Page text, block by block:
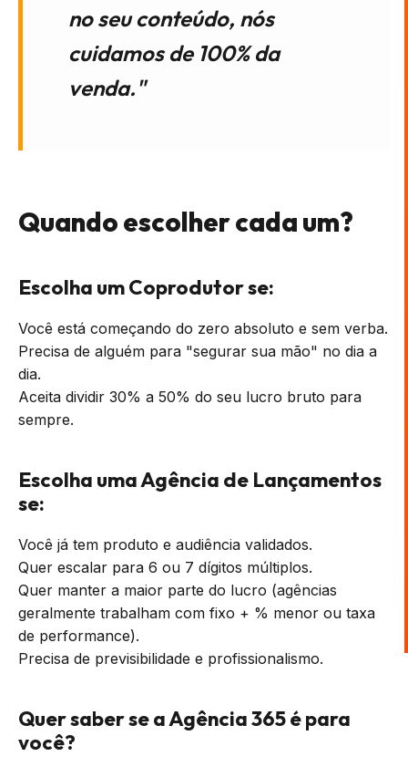
no seu conteúdo, nós
cuidamos de 100% da
venda."
Quando escolher cada um?
Escolha um Coprodutor se:
Você está começando do zero absoluto e sem verba.
Precisa de alguém para "segurar sua mão" no dia a
dia.
Aceita dividir 30% a 50% do seu lucro bruto para
sempre.
Escolha uma Agência de Lançamentos
se:
Você já tem produto e audiência validados.
Quer escalar para 6 ou 7 dígitos múltiplos.
Quer manter a maior parte do lucro (agências
geralmente trabalham com fixo + % menor ou taxa
de performance).
Precisa de previsibilidade e profissionalismo.
Quer saber se a Agência 365 é para
você?